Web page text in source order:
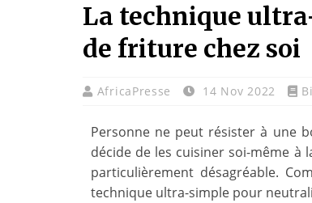
La technique
de friture chez soi
AfricaPresse 14 Nov 2022
Personne ne peut résister à une
décide de les cuisiner soi-même à
particulièrement désagréable.
technique ultra-simple pour